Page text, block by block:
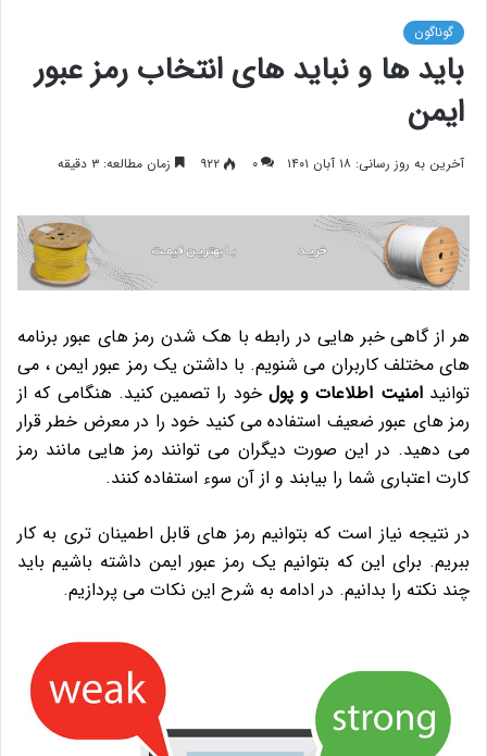
گوناگون
باید ها و نباید های انتخاب رمز عبور
ایمن
آخرین به روز رسانی: ۱۸ آبان ۱۴۰۱ ۰ ۹۲۲ زمان مطالعه: ۳ دقیقه
هر از گاهی خبر هایی در رابطه با هک شدن رمز های عبور برنامه
های مختلف کاربران می شنویم. با داشتن یک رمز عبور ایمن ، می
توانیدامنیت اطلاعات و پول خود را تصمین کنید. هنگامی که از
رمز های عبور ضعیف استفاده می کنید خود را در معرض خطر قرار
می دهید. در این صورت دیگران می توانند رمز هایی مانند رمز
کارت اعتباری شما را بیابند و از آن سوء استفاده کنند.
در نتیجه نیاز است که بتوانیم رمز های قابل اطمینان تری به کار
ببریم. برای این که بتوانیم یک رمز عبور ایمن داشته باشیم باید
چند نکته را بدانیم. در ادامه به شرح این نکات می پردازیم.